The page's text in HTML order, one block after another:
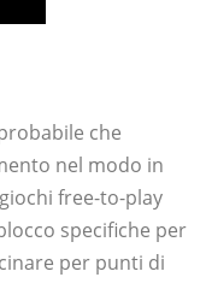
che
nel modo in
free-to-play
specifiche per
per punti di